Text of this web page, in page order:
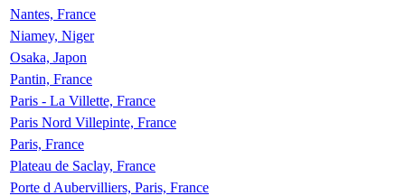
Nantes, France
Niamey, Niger
Osaka, Japon
Pantin, France
Paris - La Villette, France
Paris Nord Villepinte, France
Paris, France
Plateau de Saclay, France
Porte d Aubervilliers, Paris, France